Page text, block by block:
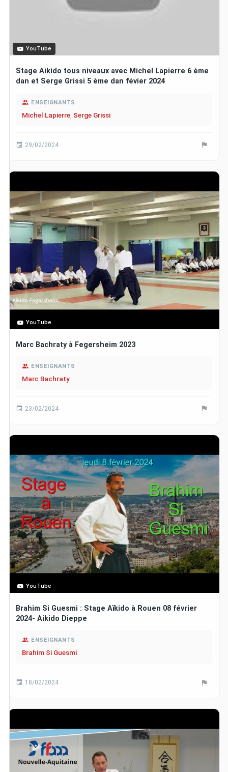
YouTube
Stage Aikido tous niveaux avec Michel Lapierre 6 ème
dan et Serge Grissi 5 ème dan févier 2024
ENSEIGNANTS
Michel Lapierre Serge Grissi
29/02/2024
YouTube
Marc Bachraty à Fegersheim 2023
ENSEIGNANTS
Marc Bachraty
23/02/2024
YouTube
Brahim Si Guesmi : Stage Aïkido à Rouen 08 février
2024- Aikido Dieppe
ENSEIGNANTS
Brahim Si Guesmi
18/02/2024